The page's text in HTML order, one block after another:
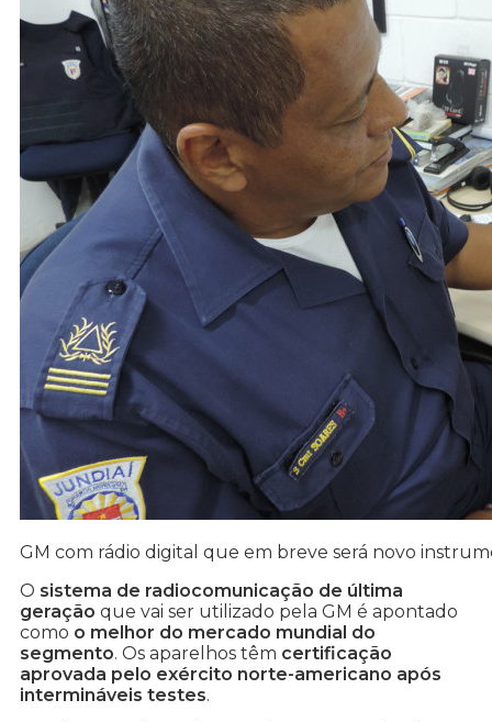
GM com rádio digital que em breve será novo
O sistema de radiocomunicação de última
geração que vai ser utilizado pela GM é apontado
como o melhor do mercado mundial do
segmento. Os aparelhos têm certificação
aprovada pelo exército norte-americano após
intermináveis testes.